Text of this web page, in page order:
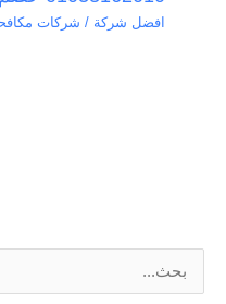
افضل شركة / شركات